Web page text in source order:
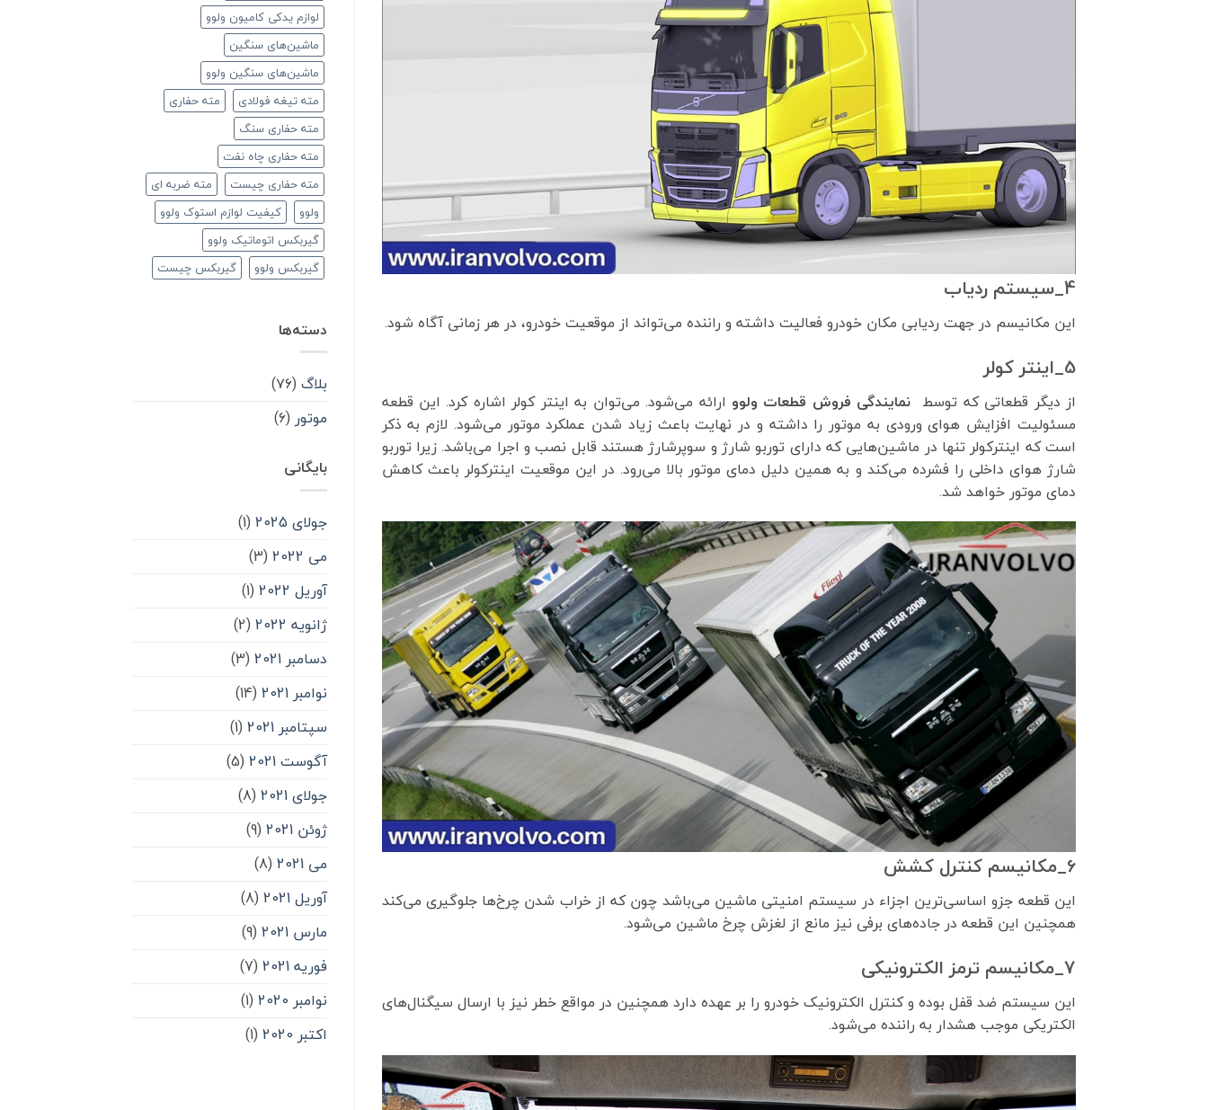
4_سیستم ردیاب
این مکانیسم در جهت ردیابی مکان خودرو فعالیت داشته و راننده می‌تواند از موقعیت خودرو، در هر زمانی آگاه شود.
5_اینتر کولر
از دیگر قطعاتی که توسط نمایندگی فروش قطعات ولوو ارائه می‌شود. می‌توان به اینتر کولر اشاره کرد. این قطعه
مسئولیت افزایش هوای ورودی به موتور را داشته و در نهایت باعث زیاد شدن عملکرد موتور می‌شود. لازم به ذکر
است که اینترکولر تنها در ماشین‌هایی که دارای توربو شارژ و سوپرشارژ هستند قابل نصب و اجرا می‌باشد. زیرا توربو
شارژ هوای داخلی را فشرده می‌کند و به همین دلیل دمای موتور بالا می‌رود. در این موقعیت اینترکولر باعث کاهش
دمای موتور خواهد شد.
6_مکانیسم کنترل کشش
این قطعه جزو اساسی‌ترین اجزاء در سیستم امنیتی ماشین می‌باشد چون که از خراب‌ شدن چرخ‌ها جلوگیری می‌کند
همچنین این قطعه در جاده‌های برفی نیز مانع از لغزش چرخ ماشین می‌شود.
7_مکانیسم ترمز الکترونیکی
این سیستم ضد قفل بوده و کنترل الکترونیک خودرو را بر عهده دارد همچنین در مواقع خطر نیز با ارسال سیگنال‌های
الکتریکی موجب هشدار به راننده می‌شود.
لوازم یدکی کامیون ولوو
ماشین‌های سنگین
ماشین‌های سنگین ولوو
مته تیغه فولادی
مته حفاری
مته حفاری سنگ
مته حفاری چاه نفت
مته حفاری چیست
مته ضربه ای
ولوو
کیفیت لوازم استوک ولوو
گیربکس اتوماتیک ولوو
گیربکس ولوو
گیربکس چیست
دسته‌ها
بلاگ (۷۶)
موتور (۶)
بایگانی
جولای 2025
(1)
می 2022
(3)
آوریل 2022
(1)
ژانویه 2022
(2)
دسامبر 2021
(3)
نوامبر 2021
(14)
سپتامبر 2021
(1)
آگوست 2021
(5)
جولای 2021
(8)
ژوئن 2021
(9)
می 2021
(8)
آوریل 2021
(8)
مارس 2021
(9)
فوریه 2021
(7)
نوامبر 2020
(1)
اکتبر 2020
(1)